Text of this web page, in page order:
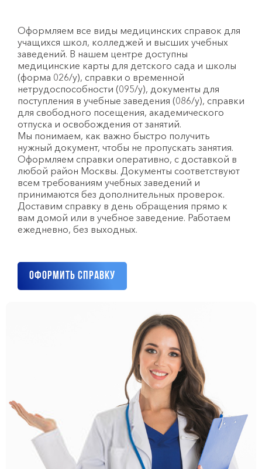
Оформляем все виды медицинских справок для
учащихся школ, колледжей и высших учебных
заведений. В нашем центре доступны
медицинские карты для детского сада и школы
(форма 026/у), справки о временной
нетрудоспособности (095/у), документы для
поступления в учебные заведения (086/у), справки
для свободного посещения, академического
отпуска и освобождения от занятий.
Мы понимаем, как важно быстро получить
нужный документ, чтобы не пропускать занятия.
Оформляем справки оперативно, с доставкой в
любой район Москвы. Документы соответствуют
всем требованиям учебных заведений и
принимаются без дополнительных проверок.
Доставим справку в день обращения прямо к
вам домой или в учебное заведение. Работаем
ежедневно, без выходных.
Оформить справку